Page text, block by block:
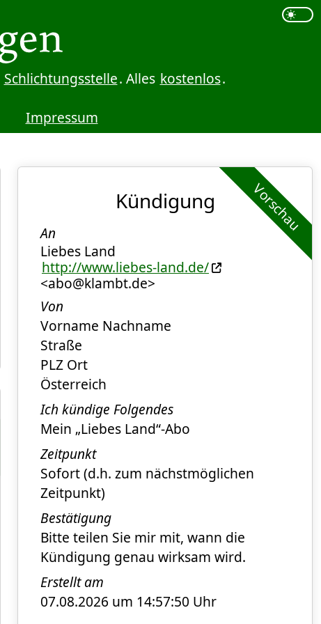
Schlichtungsstelle. Alles kostenlos.
Impressum
Vorschau
Kündigung
An
Liebes Land
http://www.liebes-land.de/
<abo@klambt.de>
Von
Vorname Nachname
Straße
PLZ Ort
Österreich
Ich kündige Folgendes
Mein „Liebes Land“-Abo
Zeitpunkt
Sofort (d.h. zum nächstmöglichen
Zeitpunkt)
Bestätigung
Bitte teilen Sie mir mit, wann die
Kündigung genau wirksam wird.
Erstellt am
07.08.2026 um 14:57:50 Uhr